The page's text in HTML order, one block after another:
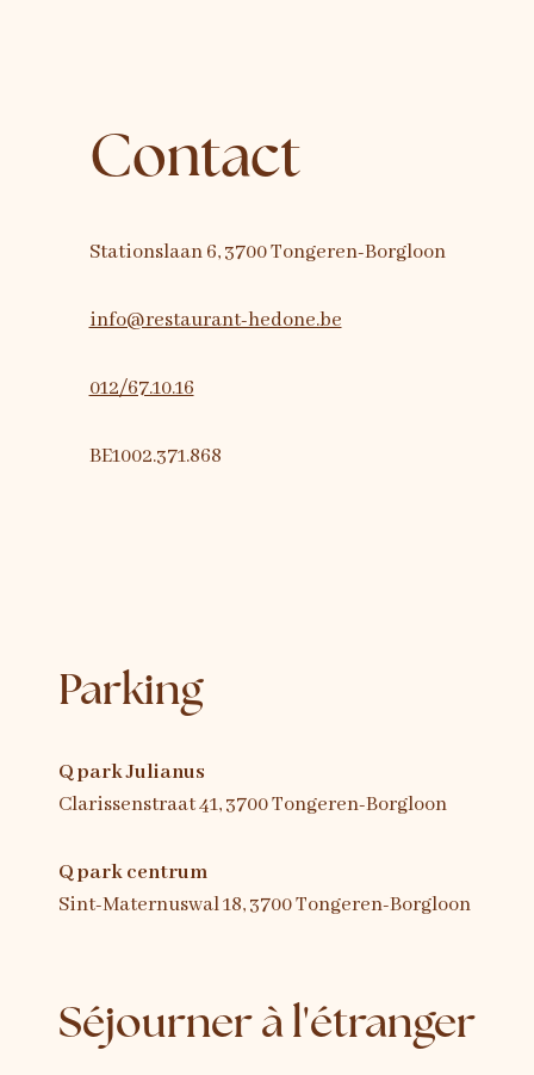
Contact
Stationslaan 6, 3700 Tongeren-Borgloon
info@restaurant-hedone.be
012/67.10.16
BE1002.371.868
Parking
Q park Julianus
Clarissenstraat 41, 3700 Tongeren-Borgloon
Q park centrum
Sint-Maternuswal 18, 3700 Tongeren-Borgloon
Séjourner à l'étranger